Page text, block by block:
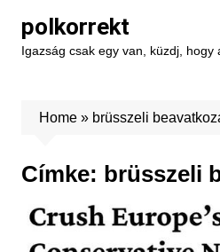
content
polkorrekt
Igazság csak egy van, küzdj, hogy
Home» brüsszeli
Címke: brüsszeli